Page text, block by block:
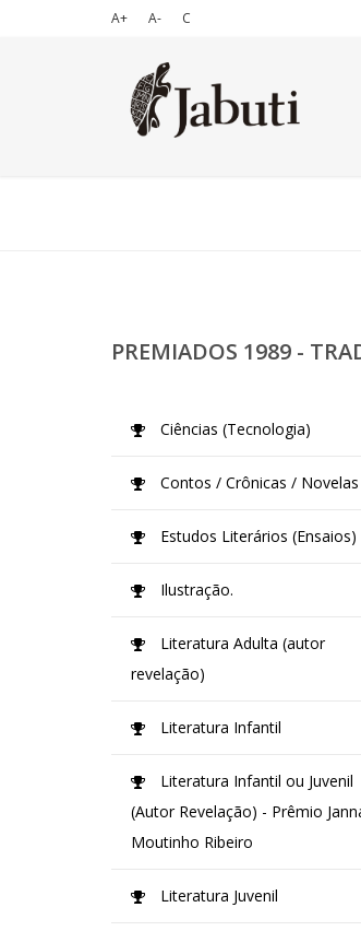
A+ A- C
PREMIADOS 1989 -
Ciências (Tecnologia)
Contos / Crônicas / Novelas
Estudos Literários (Ensaios)
Ilustração.
Literatura Adulta (autor
revelação)
Literatura Infantil
Literatura Infantil ou Juvenil
(Autor Revelação) - Prêmio
Moutinho Ribeiro
Literatura Juvenil